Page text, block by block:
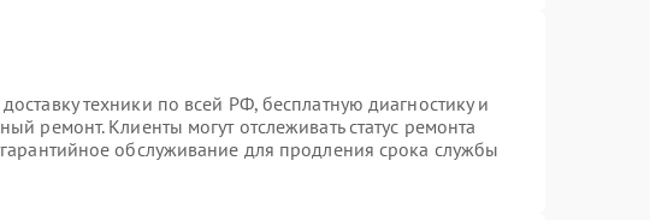
техники по всей РФ, бесплатную диагностику и
ремонт. Клиенты могут отслеживать статус ремонта
обслуживание для продления срока службы